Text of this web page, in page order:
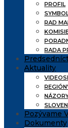
PROFIL
RAD
RADA
Aktuality
Pozývame
Dokumenty